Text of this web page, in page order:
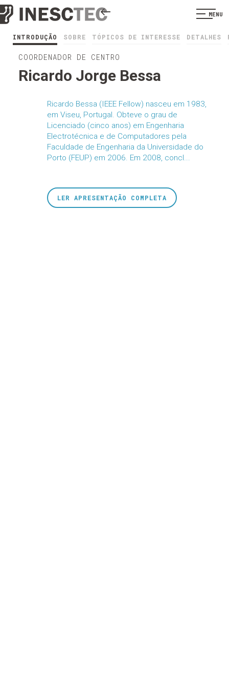
MENU
INTRODUÇÃO SOBRE TÓPICOS DE INTERESSE DETALHES
COORDENADOR DE CENTRO
Ricardo Jorge Bessa
Ricardo Bessa (IEEE Fellow) nasceu em 1983,
em Viseu, Portugal. Obteve o grau de
Licenciado (cinco anos) em Engenharia
Electrotécnica e de Computadores pela
Faculdade de Engenharia da Universidade do
Porto (FEUP) em 2006. Em 2008, concl...
LER APRESENTAÇÃO COMPLETA